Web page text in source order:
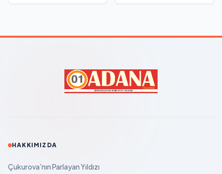
HAKKIMIZDA
Çukurova'nın Parlayan Yıldızı